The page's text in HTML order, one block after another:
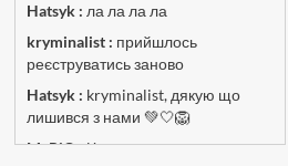
Hatsyk : ла ла ла ла
kryminalist : прийшлось
реєструватись заново
Hatsyk : kryminalist, дякую що
лишився з нами 💚🤍🦁
MaRiO :Чат потрохи оживає, то